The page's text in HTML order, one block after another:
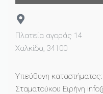
Πλατεία αγοράς 14
Χαλκίδα, 34100
Υπεύθυνη καταστήματος:
Σταματούκου Ειρήνη